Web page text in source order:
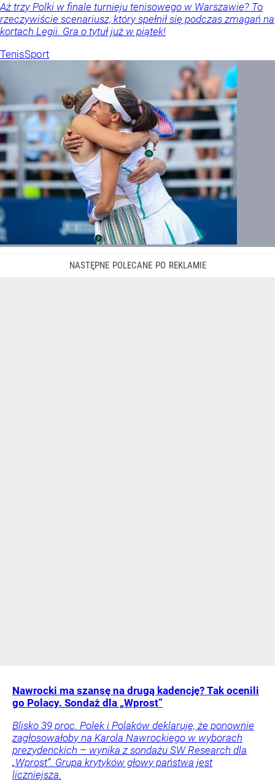
Aż trzy Polki w finale turnieju tenisowego w Warszawie? To
rzeczywiście scenariusz, który spełnił się podczas zmagań na
kortach Legii. Gra o tytuł już w piątek!
TenisSport
Nawrocki ma szansę na drugą kadencję? Tak ocenili
go Polacy. Sondaż dla „Wprost”
Blisko 39 proc. Polek i Polaków deklaruje, że ponownie
zagłosowałoby na Karola Nawrockiego w wyborach
prezydenckich – wynika z sondażu SW Research dla
„Wprost”. Grupa krytyków głowy państwa jest
liczniejsza.